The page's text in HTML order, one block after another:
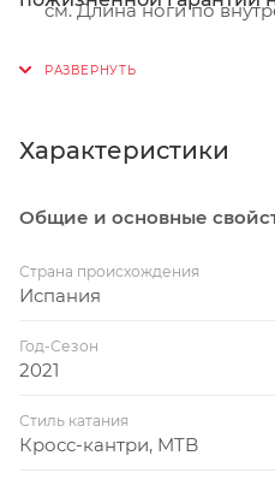
см. Длина ноги по
см. Длина ноги по
см. Длина ноги по
см. Длина ноги по
Характеристики
Общие и основные
Страна происхождения
Испания
Год-Сезон
2021
Стиль катания
Кросс-кантри, MTB